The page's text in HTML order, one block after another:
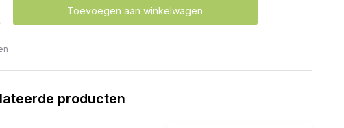
Toevoegen aan winkelwagen
producten